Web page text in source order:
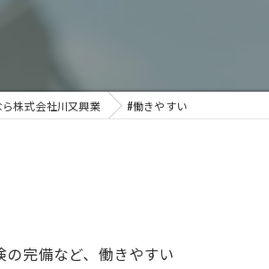
株式会社川又興業 #働きやすい
完備など、働きやすい